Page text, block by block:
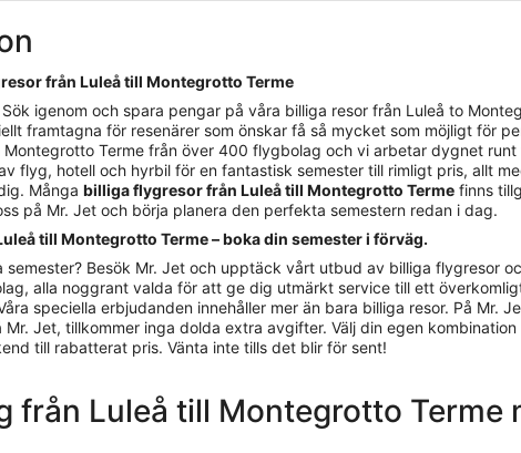
från Luleå till Montegrotto Terme
igenom och spara pengar på våra billiga resor från Luleå to
framtagna för resenärer som önskar få så mycket som möjligt för
Montegrotto Terme från över 400 flygbolag och vi arbetar dygnet
flyg, hotell och hyrbil för en fantastisk semester till rimligt pris, allt
Många billiga flygresor från Luleå till Montegrotto Terme finns
på Mr. Jet och börja planera den perfekta semestern redan i dag.
till Montegrotto Terme – boka din semester i förväg.
semester? Besök Mr. Jet och upptäck vårt utbud av billiga flygresor
alla noggrant valda för att ge dig utmärkt service till ett
speciella erbjudanden innehåller mer än bara billiga resor. På
Mr. Jet, tillkommer inga dolda extra avgifter. Välj din egen
till rabatterat pris. Vänta inte tills det blir för sent!
från Luleå till Montegrotto Terme